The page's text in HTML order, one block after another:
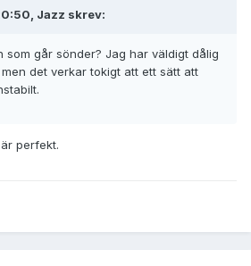
Jazz skrev:
som går sönder? Jag har väldigt dålig
men det verkar tokigt att ett sätt att
perfekt.